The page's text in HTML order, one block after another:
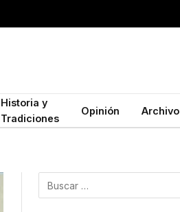
Historia y
Tradiciones
Opinión Archivo